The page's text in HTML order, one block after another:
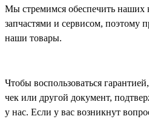
Мы стремимся обеспечить наших
запчастями и сервисом, поэтому
наши товары.
Чтобы воспользоваться
чек или другой документ,
у нас. Если у вас возникнут